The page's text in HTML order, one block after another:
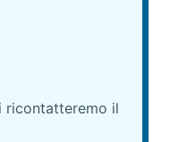
ricontatteremo il